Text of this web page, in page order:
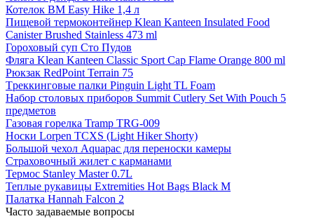
Котелок BM Easy Hike 1,4 л
Пищевой термоконтейнер Klean Kanteen Insulated Food
Canister Brushed Stainless 473 ml
Гороховый суп Сто Пудов
Фляга Klean Kanteen Classic Sport Cap Flame Orange 800 ml
Рюкзак RedPoint Terrain 75
Tреккинговые палки Pinguin Light TL Foam
Набор столовых приборов Summit Cutlery Set With Pouch 5
предметов
Газовая горелка Tramp TRG-009
Носки Lorpen TCXS (Light Hiker Shorty)
Большой чехол Aquapac для переноски камеры
Страховочный жилет с карманами
Термос Stanley Master 0.7L
Теплые рукавицы Extremities Hot Bags Black M
Палатка Hannah Falcon 2
Часто задаваемые вопросы